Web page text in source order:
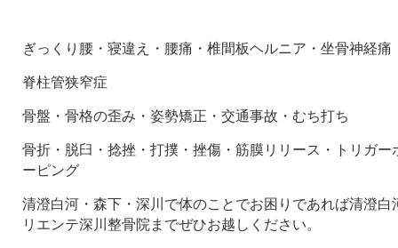
ぎっくり腰・寝違え・腰痛・椎間板ヘルニア・坐骨神経痛
脊柱管狭窄症
骨盤・骨格の歪み・姿勢矯正・交通事故・むち打ち
骨折・脱臼・捻挫・打撲・挫傷・筋膜リリース・トリガー
ーピング
清澄白河・森下・深川で体のことでお困りであれば清澄
リエンテ深川整骨院までぜひお越しください。